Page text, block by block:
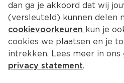
NJOY Sauvignon
Per Fles 750 ml  (per liter
dan ga je akkoord dat wij
(versleuteld) kunnen delen
cookievoorkeuren kun je
cookies we plaatsen en je
intrekken. Lees meer in ons
privacy statement.